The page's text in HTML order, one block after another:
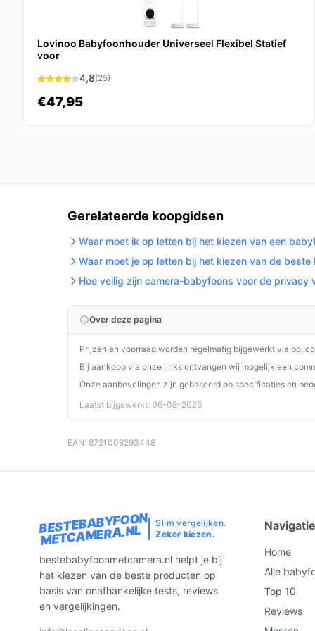
verificatie van bereik is belangrijk.
Gebruik de meegeleverde schroevenset
plank wilt zetten.
vertrouwen voor kamercontrole.
Houd oplaadkabels binnen bereik en laad
camera en monitor aan en koppel ze volgens de
toont.
Concrete checks voor de handleiding/specs:
Check in de handleiding of de koppeling
netwerk verloopt.
Controleer in de specificaties het maximale
limieten (productinformatie vermeldt
Specificaties in mensentaal
Camera:er zit minimaal één camera bij de
Met nachtlampje:
of te kalmeren.
beeld tonen of waarschuwingen activeren.
Met slaapliedjes:meerdere slaapliedjes
de camera geeft
handig voor controle van de slaapomgeving.
Uitbreidbaar:je kunt later extra camera’s
aantal en compatibiliteit).
fabrieksgarantie is 1
Lovinoo Babyfoonhouder Universeel Flexibel Statief
voor
4,8(25)
€47,95
Gerelateerde koopgidsen
Waar moet ik op letten bij het kiezen van een
Waar moet je op letten bij het kiezen van de
Hoe veilig zijn camera-babyfoons voor de privacy
Over deze pagina
Prijzen en voorraad worden regelmatig bijgewerkt via
Bij aankoop via onze links ontvangen wij mogelijk een
Onze aanbevelingen zijn gebaseerd op specificaties en
Laatst bijgewerkt: 06-08-2026
EAN: 8721008293448
BESTEBABYFOON
METCAMERA.NL
Slim vergelijken.
Zeker kiezen.
bestebabyfoonmetcamera.nl helpt je bij
het kiezen van de beste producten op
basis van onafhankelijke tests, reviews
en vergelijkingen.
Navigatie
Home
Alle
Top 10
Reviews